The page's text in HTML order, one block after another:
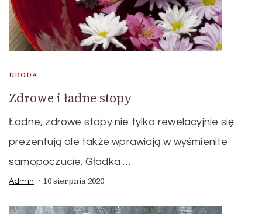
URODA
Zdrowe i ładne stopy
Ładne, zdrowe stopy nie tylko rewelacyjnie się
prezentują ale także wprawiają w wyśmienite
samopoczucie. Gładka …
Admin 10 sierpnia 2020